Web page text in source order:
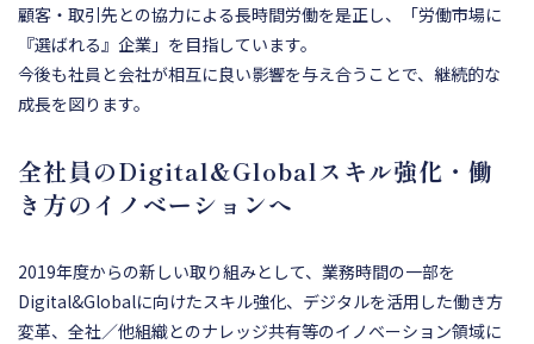
顧客・取引先との協力による長時間労働を是正し、「労働市場に
『選ばれる』企業」を目指しています。
今後も社員と会社が相互に良い影響を与え合うことで、継続的な
成長を図ります。
全社員のDigital&Globalスキル強化・働
き方のイノベーションへ
2019年度からの新しい取り組みとして、業務時間の一部を
Digital&Globalに向けたスキル強化、デジタルを活用した働き方
変革、全社／他組織とのナレッジ共有等のイノベーション領域に